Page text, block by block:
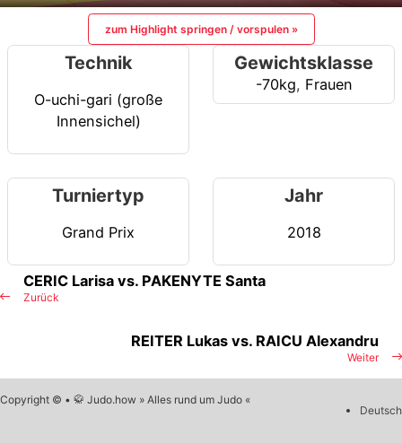
zum Highlight springen / vorspulen »
Technik
O-uchi-gari (große
Innensichel)
Gewichtsklasse
-70kg, Frauen
Turniertyp
Grand Prix
Jahr
2018
Zurück
CERIC Larisa vs. PAKENYTE Santa
Weiter
REITER Lukas vs. RAICU Alexandru
Copyright © • 🥋 Judo.how » Alles rund um Judo «
Deutsch